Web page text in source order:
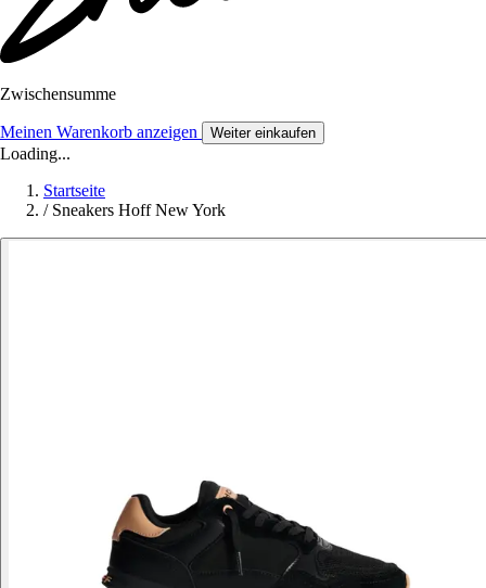
Zwischensumme
Meinen Warenkorb anzeigen Weiter einkaufen
Loading...
Startseite
/ Sneakers Hoff New York